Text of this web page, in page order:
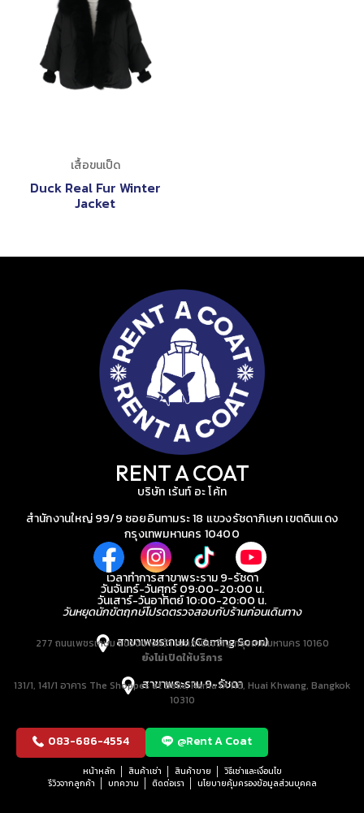
เสื้อขนเป็ด
Duck Real Fur Winter
Jacket
RENT A COAT
บริษัท เร้นท์ อะ โค้ท
สำนักงานใหญ่ 99/9 ซอยอินทามระ 18 แขวงรัชดาภิเษก เขตดินแดง
กรุงเทพมหานคร 10400
เวลาทำการสาขาพระราม 9-รัชดา
วันจันทร์-วันศุกร์ 09:00-20:00 น.
วันเสาร์-วันอาทิตย์ 10:00-20:00 น.
วันหยุดนักขัตฤกษ์โปรดตรวจสอบกับร้านก่อนเดินทาง
สาขาเพชรเกษม (Coming Soon)
277 ถนนเพชรเกษม แขวงบางหว้า เขตภาษีเจริญ กรุงเทพมหานคร 10160
ยังไม่เปิดให้บริการ
สาขาพระราม 9-รัชดา
131/1, 141/1 อาคาร The Shoppes at Belle, Rama IX Rd, Huai Khwang, Bangkok
10310
083-686-4554 @Rent A Coat
หน้าหลัก สินค้าเช่า สินค้าขาย
วิธีเช่าและเงื่อนไข
รีวิวจากลูกค้า
บทความ ติดต่อเรา นโยบายคุ้มครองข้อมูลส่วนบุคคล